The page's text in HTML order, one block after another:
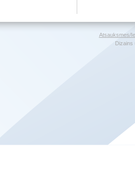
Atsauksmes/
Dizains